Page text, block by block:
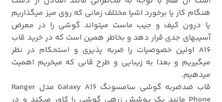
هنگام کار یا برخورد اشیا مختلف زمانی که روی میز میگذاریم
یا درون کیف و جیب ماست میتواند گوشی را در معرض
آسیبهای جدی قرار دهد و بخاطر همین است که در خرید قاب
A16 اولین خصوصیات را ضربه پذیری و استحکام در نظر
میگیریم و بعدا به زیبایی و طرح قابی که میخریم اهمیت
میدهیم.
قاب ضدضربه گوشی سامسونگ Galaxy A16 مدل Ranger